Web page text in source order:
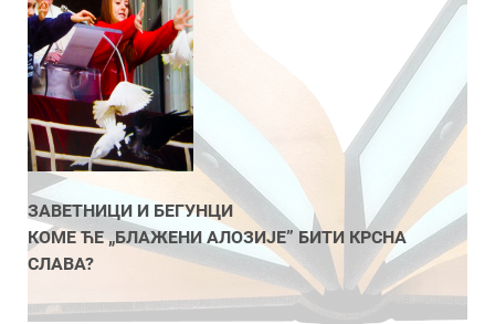
ЗАВЕТНИЦИ И БЕГУНЦИ
КОМЕ ЋЕ „БЛАЖЕНИ АЛОЗИЈЕ” БИТИ КРСНА
СЛАВА?